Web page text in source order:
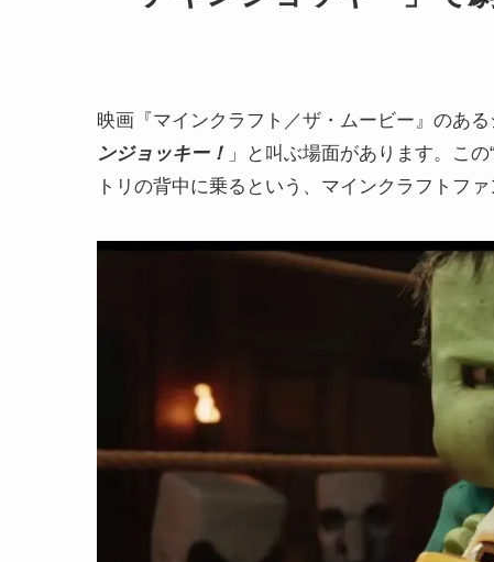
映画『マインクラフト／ザ・ムービー』のある
ンジョッキー！ 」と叫ぶ場面があります。この“
トリの背中に乗るという、マインクラフトフ